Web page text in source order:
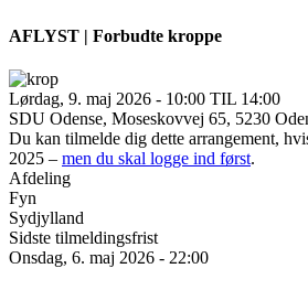
AFLYST | Forbudte kroppe
Lørdag, 9. maj 2026 - 10:00 TIL 14:00
SDU Odense, Moseskovvej 65, 5230
Du kan tilmelde dig dette arrangement,
2025 – men du skal logge ind først.
Afdeling
Fyn
Sydjylland
Sidste tilmeldingsfrist
Onsdag, 6. maj 2026 - 22:00